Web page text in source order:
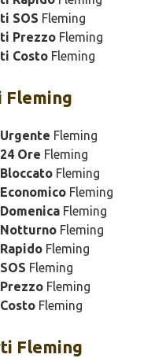
SOS Fleming
Prezzo Fleming
Costo Fleming
Fleming
Fleming
Ore Fleming
Fleming
Fleming
Fleming
Fleming
Fleming
Fleming
Fleming
Fleming
Fleming